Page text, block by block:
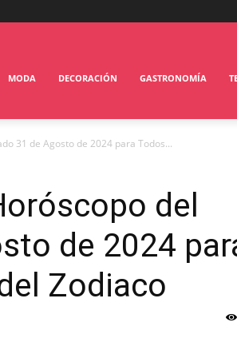
MODA DECORACIÓN GASTRONOMÍA
31 de Agosto de 2024 para Todos...
del
de 2024
Zodiaco